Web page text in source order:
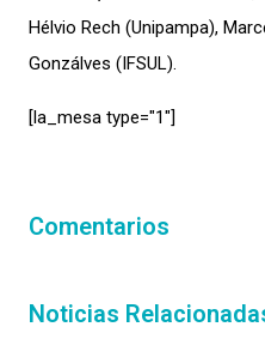
Hélvio Rech (Unipampa),
Gonzálves (IFSUL).
[la_mesa type="1″]
Comentarios
Noticias